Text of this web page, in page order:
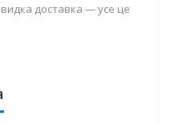
доставка — усе це